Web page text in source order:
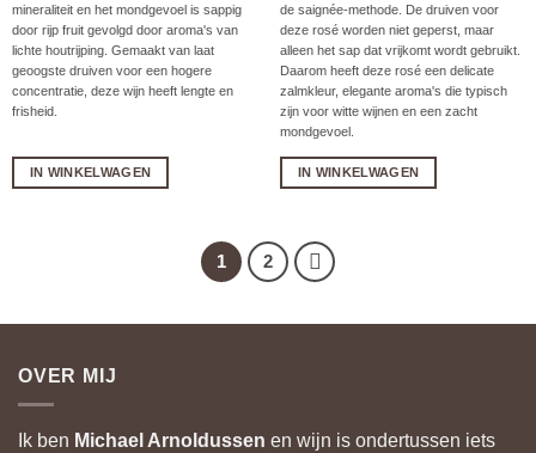
mineraliteit en het mondgevoel is sappig
door rijp fruit gevolgd door aroma's van
lichte houtrijping. Gemaakt van laat
geoogste druiven voor een hogere
concentratie, deze wijn heeft lengte en
frisheid.
IN WINKELWAGEN
de saignée-methode. De druiven voor
deze rosé worden niet geperst, maar
alleen het sap dat vrijkomt wordt gebruikt.
Daarom heeft deze rosé een delicate
zalmkleur, elegante aroma's die typisch
zijn voor witte wijnen en een zacht
mondgevoel.
IN WINKELWAGEN
1 2
OVER MIJ
Ik ben Michael Arnoldussen en wijn is ondertussen iets